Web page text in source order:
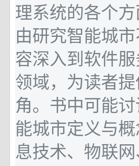
理系统的各个
由研究智能城
容深入到软件
领域，为读者
角。书中可能
能城市定义与
息技术、物联